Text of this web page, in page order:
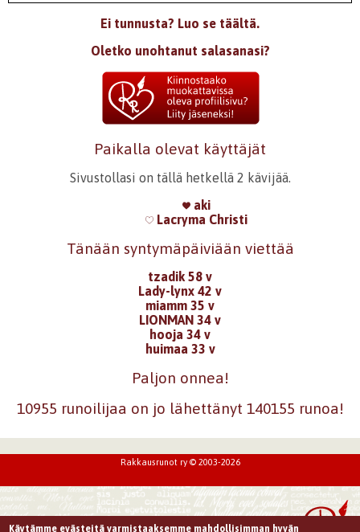
Ei tunnusta? Luo se täältä.
Oletko unohtanut salasanasi?
Paikalla olevat käyttäjät
Sivustollasi on tällä hetkellä 2 kävijää.
aki
Lacryma Christi
Tänään syntymäpäiviään viettää
tzadik 58 v
Lady-lynx 42 v
miamm 35 v
LIONMAN 34 v
hooja 34 v
huimaa 33 v
Paljon onnea!
10955 runoilijaa on jo lähettänyt 140155 runoa!
Rakkausrunot ry © 2003-2026
Käytämme evästeitä varmistaaksemme mahdollisimman hyvän